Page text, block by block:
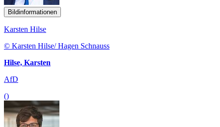
Bildinformationen
Karsten Hilse
© Karsten Hilse/ Hagen Schnauss
Hilse, Karsten
AfD
()